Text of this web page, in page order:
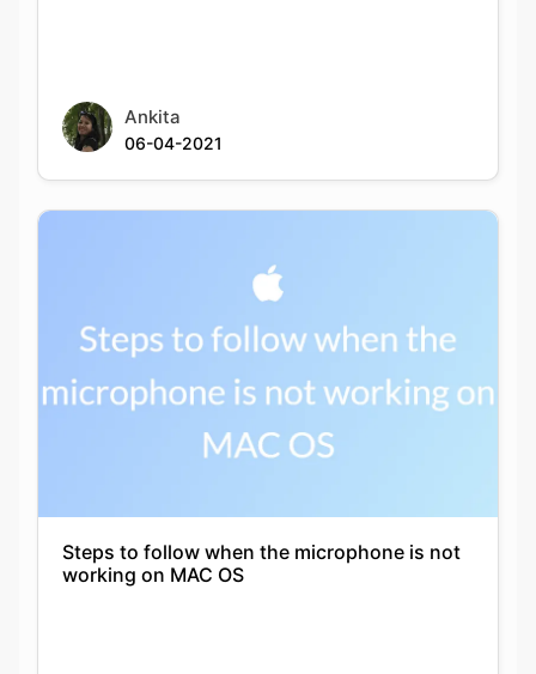
Ankita
06-04-2021
Steps to follow when the microphone is not
working on MAC OS